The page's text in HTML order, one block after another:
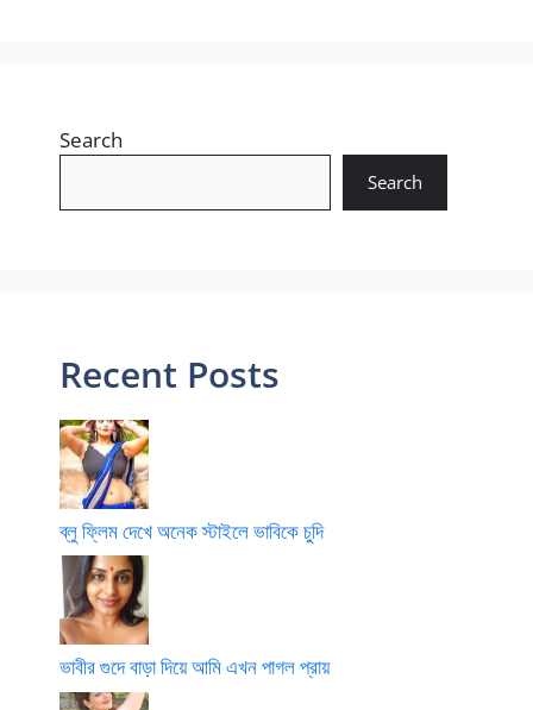
Search
Search
Recent Posts
ব্লু ফ্লিম দেখে অনেক স্টাইলে ভাবিকে চুদি
ভাবীর গুদে বাড়া দিয়ে আমি এখন পাগল প্রায়